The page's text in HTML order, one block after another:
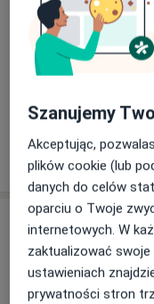
Usługi i ceny
Konsultacja
wizyta)
270 zł Szczegóły
Szanujemy
Akceptując,
plików cookie (lub
danych do celów
oparciu o Twoje
internetowych. W
zaktualizować
ustawieniach
prywatności stron